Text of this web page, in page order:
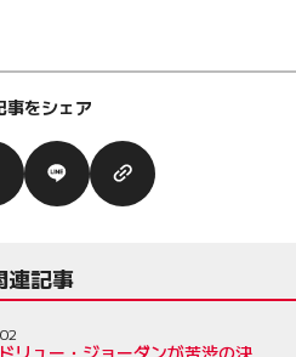
事をシェア
連記事
リュー・ジョーダンが苦渋の決